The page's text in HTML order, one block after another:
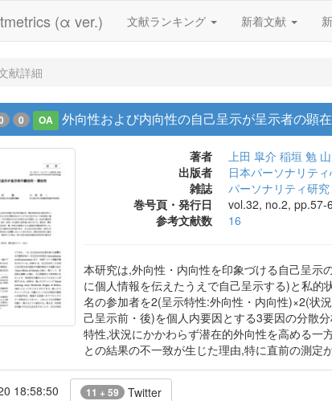
(α ver.) 文献ランキング 新着文献
献詳細
0 OA 外向性および内向性の自己呈示が呈示者の顕
著者 上田 皐介 稲垣 勉
出版者
日本パーソナリテ
雑誌
パーソナリティ研究
巻号頁・発行日
vol.32, no.2,
参考文献数
16
本研究は,外向性・内向性を印象づける自己呈示
に個人情報を伝えたうえで自己呈示する)と私
名の参加者を2(呈示特性:外向性・内向性)×2(状
己呈示前・後)を個人内要因とする3要因の分散
特性,状況にかかわらず潜在的外向性を高める一
との結果の不一致が生じた理由,特に直前の測定
18:58:50 11 + 59 Twitter